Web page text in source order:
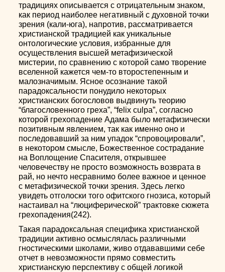
традициях описывается с отрицательным знаком,
как период наиболее негативный с духовной точки
зрения (кали-юга), напротив, рассматривается
христианской традицией как уникальные
онтологические условия, избранные для
осуществления высшей метафизической
мистерии, по сравнению с которой само творение
вселенной кажется чем-то второстепенным и
малозначимым. Ясное осознание такой
парадоксальности понудило некоторых
христианских богословов выдвинуть теорию
“благословенного греха”, “felix culpa”, согласно
которой грехопадение Адама было метафизически
позитивным явлением, так как именно оно и
последовавший за ним упадок “спровоцировали”,
в некотором смысле, Божественное сострадание
на Воплощение Спасителя, открывшее
человечеству не просто возможность возврата в
рай, но нечто несравнимо более важное и ценное
с метафизической точки зрения. Здесь легко
увидеть отголоски того офитского гнозиса, который
настаивал на “люциферической” трактовке сюжета
грехопадения(242).
Такая парадоксальная специфика христианской
традиции активно осмыслялась различными
гностическими школами, живо отдававшими себе
отчет в невозможности прямо совместить
христианскую перспективу с общей логикой